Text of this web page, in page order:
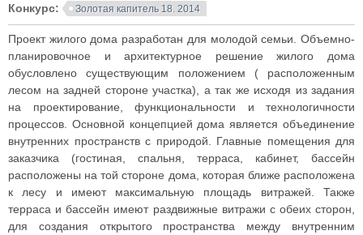
Конкурс: Золотая капитель 18. 2014
Проект жилого дома разработан для молодой семьи. Объемно-
планировочное и архитектурное решение жилого дома
обусловлено существующим положением ( расположенным
лесом на задней стороне участка), а так же исходя из задания
на проектирование, функциональности и технологичности
процессов. Основной концепцией дома является объединение
внутренних пространств с природой. Главные помещения для
заказчика (гостиная, спальня, терраса, кабинет, бассейн
расположены на той стороне дома, которая ближе расположена
к лесу и имеют максимальную площадь витражей. Также
терраса и бассейн имеют раздвижные витражи с обеих сторон,
для создания открытого пространства между внутренним